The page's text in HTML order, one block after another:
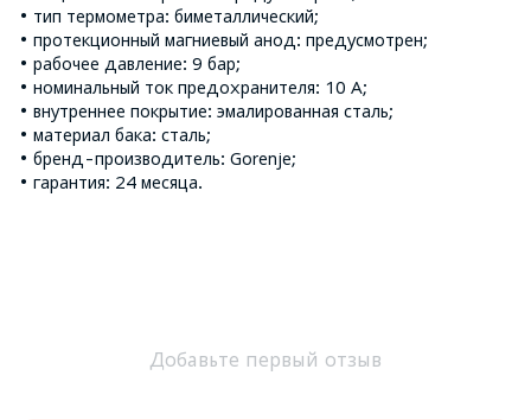
• тип термометра: биметаллический;
• протекционный магниевый анод: предусмотрен;
• рабочее давление: 9 бар;
• номинальный ток предохранителя: 10 А;
• внутреннее покрытие: эмалированная сталь;
• материал бака: сталь;
• бренд-производитель: Gorenje;
• гарантия: 24 месяца.
Добавьте первый отзыв